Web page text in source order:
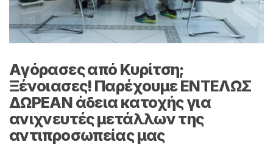
Αγόρασες από Κυρίτση;
Ξένοιασες! Παρέχουμε ΕΝΤΕΛΩΣ
ΔΩΡΕΑΝ άδεια κατοχής για
ανιχνευτές μετάλλων της
αντιπροσωπείας μας